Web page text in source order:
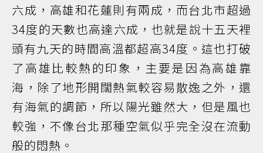
六成，高雄和花蓮則有兩成，而台北市超過
34度的天數也高達六成，也就是說十五天裡
頭有九天的時間高溫都超高34度。這也打破
了高雄比較熱的印象，主要是因為高雄靠
海，除了地形開闊熱氣較容易散逸之外，還
有海氣的調節，所以陽光雖然大，但是風也
較強，不像台北那種空氣似乎完全沒在流動
般的悶熱。